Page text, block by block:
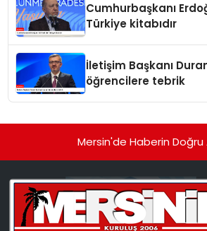
Cumhurbaşkanı
Türkiye kitabıdır
İletişim Başkanı
öğrencilere tebrik
Mersin'de Haberin Doğru